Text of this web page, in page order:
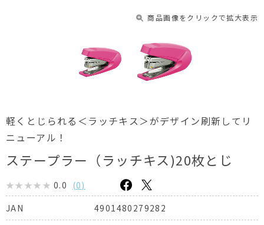
商品画像をクリックで拡大表示
軽くとじられる＜ラッチキス＞がデザイン刷新してリ
ニューアル！
ステープラー（ラッチキス)20枚とじ
0.0 (0)
JAN
4901480279282